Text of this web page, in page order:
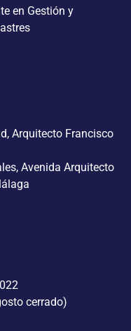
en Gestión y
Arquitecto Francisco
Avenida Arquitecto
cerrado)